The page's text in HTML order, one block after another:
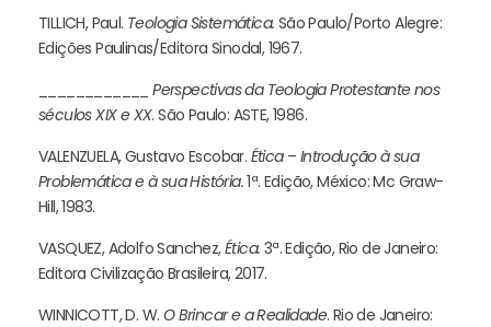
TILLICH, Paul. Teologia Sistemática. São Paulo/Porto Alegre:
Edições Paulinas/Editora Sinodal, 1967.
____________Perspectivas da Teologia Protestante nos
séculos XIX e XX. São Paulo: ASTE, 1986.
VALENZUELA, Gustavo Escobar. Ética – Introdução à sua
Problemática e à sua História.1ª. Edição, México: Mc Graw-
Hill, 1983.
VASQUEZ, Adolfo Sanchez,Ética. 3ª. Edição, Rio de Janeiro:
Editora Civilização Brasileira, 2017.
WINNICOTT, D. W. O Brincar e a Realidade. Rio de Janeiro: